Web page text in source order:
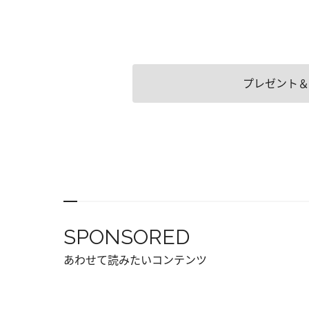
プレゼント
SPONSORED
あわせて読みたいコンテンツ